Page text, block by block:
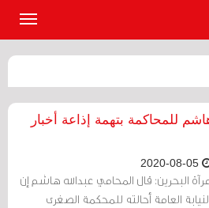
للمحاكمة بتهمة إذاعة أخبار
البحرين: قال المحامي عبدالله هاشم إن
العامة أحالته للمحكمة الصغرى